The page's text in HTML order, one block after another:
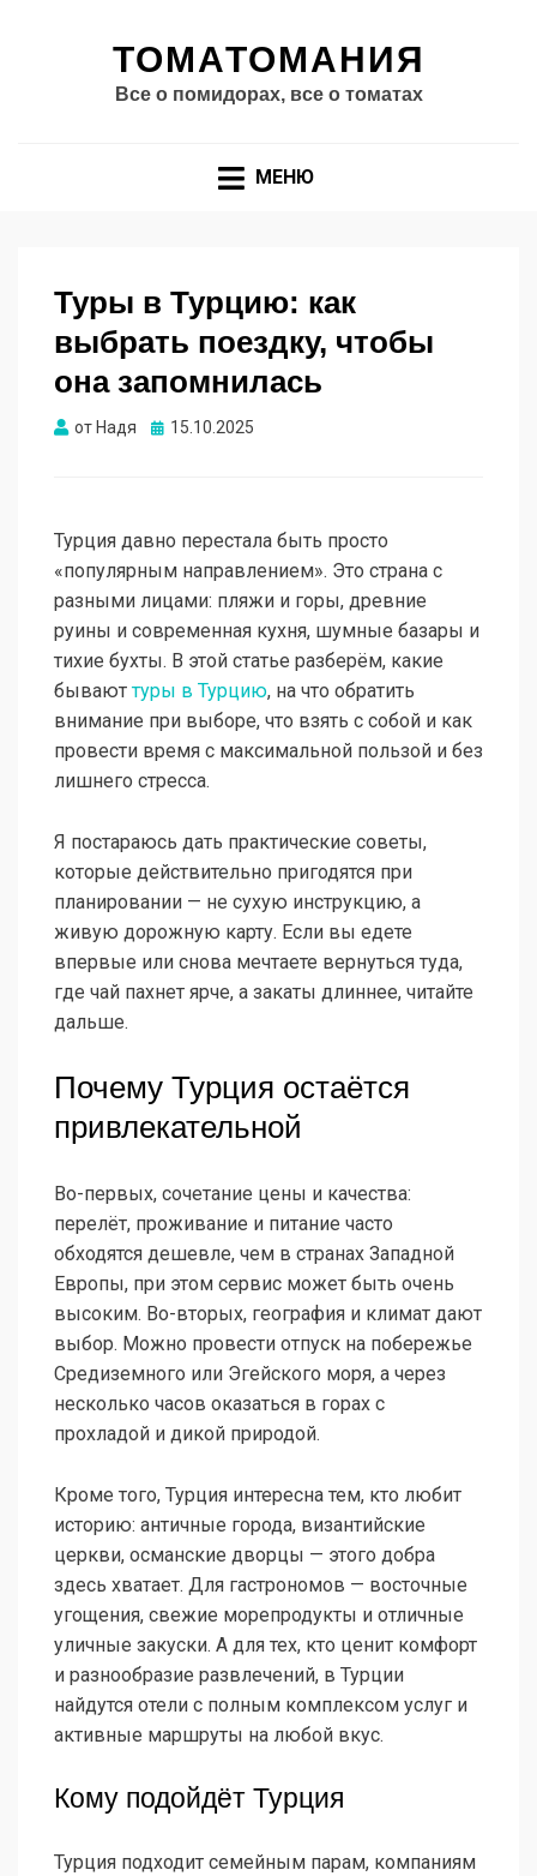
ТОМАТОМАНИЯ
Все о помидорах, все о томатах
МЕНЮ
Туры в Турцию: как
выбрать поездку, чтобы
она запомнилась
от Надя Опубликовано
15.10.2025
Турция давно перестала быть просто
«популярным направлением». Это страна с
разными лицами: пляжи и горы, древние
руины и современная кухня, шумные базары и
тихие бухты. В этой статье разберём, какие
бываюттуры в Турцию, на что обратить
внимание при выборе, что взять с собой и как
провести время с максимальной пользой и без
лишнего стресса.
Я постараюсь дать практические советы,
которые действительно пригодятся при
планировании — не сухую инструкцию, а
живую дорожную карту. Если вы едете
впервые или снова мечтаете вернуться туда,
где чай пахнет ярче, а закаты длиннее, читайте
дальше.
Почему Турция остаётся
привлекательной
Во-первых, сочетание цены и качества:
перелёт, проживание и питание часто
обходятся дешевле, чем в странах Западной
Европы, при этом сервис может быть очень
высоким. Во-вторых, география и климат дают
выбор. Можно провести отпуск на побережье
Средиземного или Эгейского моря, а через
несколько часов оказаться в горах с
прохладой и дикой природой.
Кроме того, Турция интересна тем, кто любит
историю: античные города, византийские
церкви, османские дворцы — этого добра
здесь хватает. Для гастрономов — восточные
угощения, свежие морепродукты и отличные
уличные закуски. А для тех, кто ценит комфорт
и разнообразие развлечений, в Турции
найдутся отели с полным комплексом услуг и
активные маршруты на любой вкус.
Кому подойдёт Турция
Турция подходит семейным парам, компаниям